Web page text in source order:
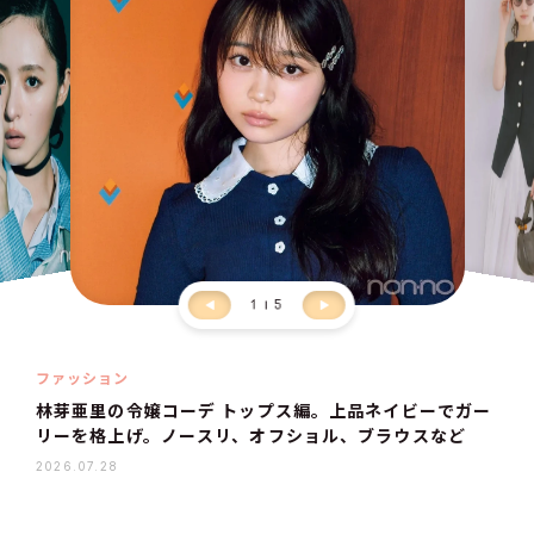
1 5
ファッション
林芽亜里の令嬢コーデ トップス編。上品ネイビーでガー
リーを格上げ。ノースリ、オフショル、ブラウスなど
2026.07.28